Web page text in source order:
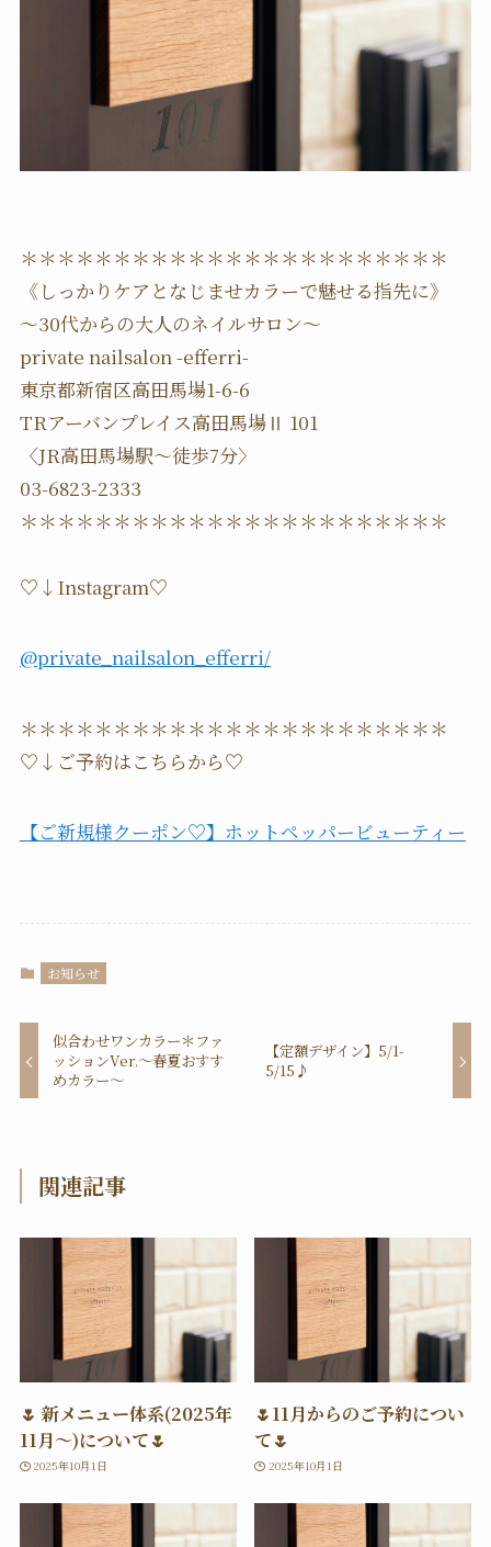
＊＊＊＊＊＊＊＊＊＊＊＊＊＊＊＊＊＊＊＊＊＊＊
《しっかりケアとなじませカラーで魅せる指先に》
〜30代からの大人のネイルサロン〜
private nailsalon -efferri-
東京都新宿区高田馬場1-6-6
TRアーバンプレイス高田馬場Ⅱ 101
〈JR高田馬場駅〜徒歩7分〉
03-6823-2333
＊＊＊＊＊＊＊＊＊＊＊＊＊＊＊＊＊＊＊＊＊＊＊
♡↓Instagram♡
@private_nailsalon_efferri/
＊＊＊＊＊＊＊＊＊＊＊＊＊＊＊＊＊＊＊＊＊＊＊
♡↓ご予約はこちらから♡
【ご新規様クーポン♡】ホットペッパービューティー
お知らせ
似合わせワンカラー＊ファ
ッションVer.〜春夏おすす
めカラー〜
【定額デザイン】5/1-
5/15♪
関連記事
🌷 新メニュー体系(2025年
11月〜)について🌷
2025年10月1日
🌷11月からのご予約につい
て🌷
2025年10月1日